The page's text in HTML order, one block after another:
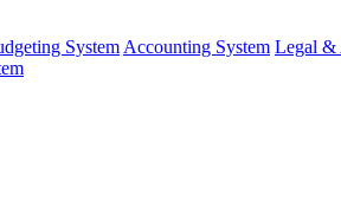
System Accounting System Legal &